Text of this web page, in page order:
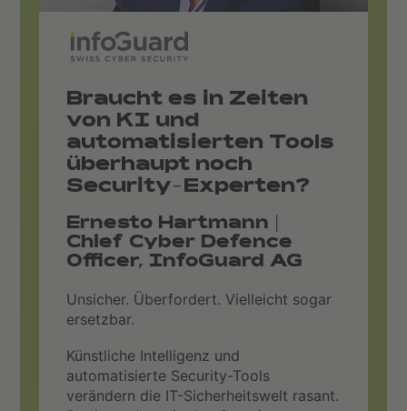
Braucht es in Zeiten
von KI und
automatisierten Tools
überhaupt noch
Security-Experten?
Ernesto Hartmann |
Chief Cyber Defence
Officer, InfoGuard AG
Unsicher. Überfordert. Vielleicht sogar
ersetzbar.
Künstliche Intelligenz und
automatisierte Security-Tools
verändern die IT-Sicherheitswelt rasant.